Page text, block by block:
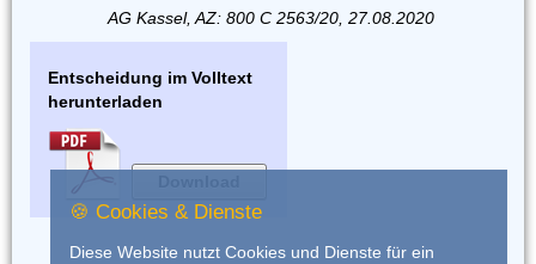
AG Kassel, AZ: 800 C 2563/20, 27.08.2020
Entscheidung im Volltext
herunterladen
🍪 Cookies & Dienste
Diese Website nutzt Cookies und Dienste für ein